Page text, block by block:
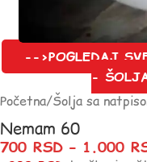
-->POGLEDAJ
-
Početna/Šolja sa
Nemam 60
700 RSD – 1.000